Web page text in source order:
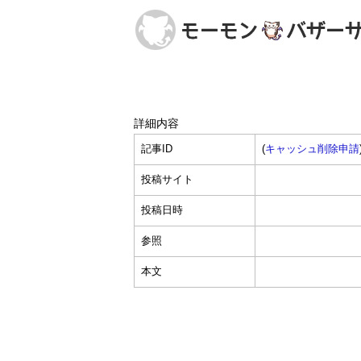
詳細内容
記事ID (キャッシュ削除申請
投稿サイト
投稿日時
参照
本文